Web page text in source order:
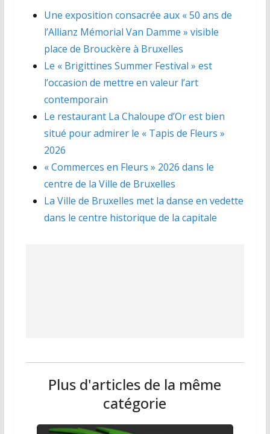
Une exposition consacrée aux « 50 ans de
l’Allianz Mémorial Van Damme » visible
place de Brouckère à Bruxelles
Le « Brigittines Summer Festival » est
l’occasion de mettre en valeur l’art
contemporain
Le restaurant La Chaloupe d’Or est bien
situé pour admirer le « Tapis de Fleurs »
2026
« Commerces en Fleurs » 2026 dans le
centre de la Ville de Bruxelles
La Ville de Bruxelles met la danse en vedette
dans le centre historique de la capitale
Plus d'articles de la même
catégorie